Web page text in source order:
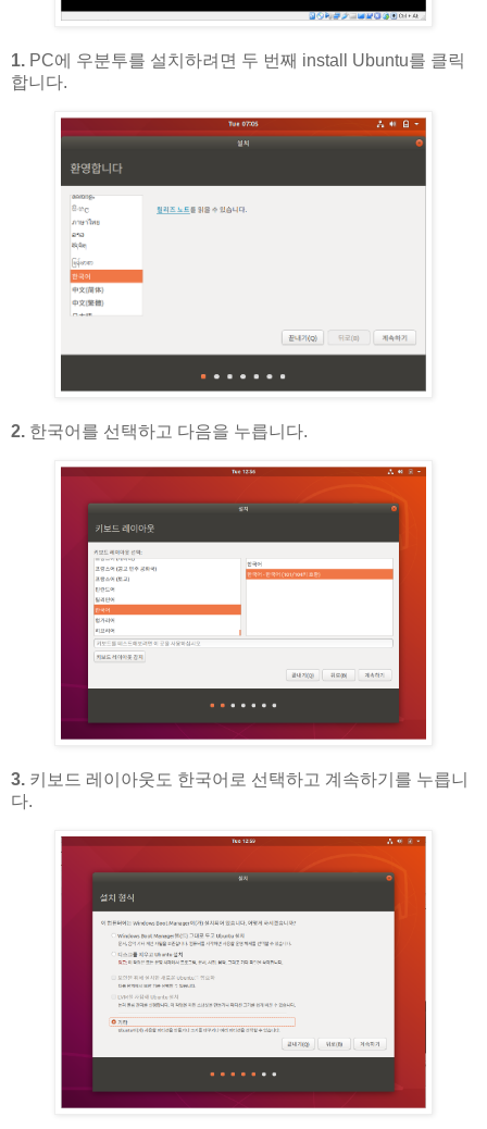
1. PC에 우분투를 설치하려면 두 번째 install Ubuntu를 클릭
합니다.
2. 한국어를 선택하고 다음을 누릅니다.
3. 키보드 레이아웃도 한국어로 선택하고 계속하기를 누릅니
다.